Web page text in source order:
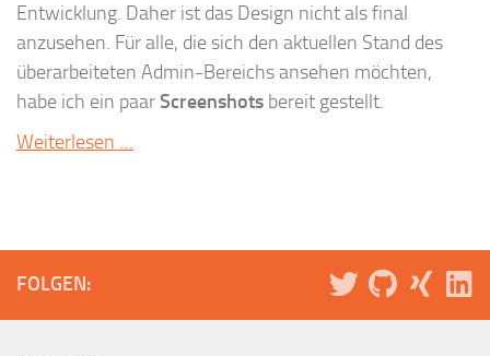
Entwicklung. Daher ist das Design nicht als final
anzusehen. Für alle, die sich den aktuellen Stand des
überarbeiteten Admin-Bereichs ansehen möchten,
habe ich ein paarScreenshots bereit gestellt.
Weiterlesen …
FOLGEN: